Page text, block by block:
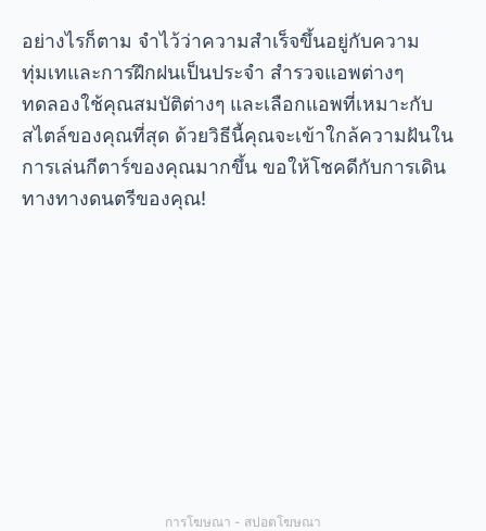
อย่างไรก็ตาม จำไว้ว่าความสำเร็จขึ้นอยู่กับความ
ทุ่มเทและการฝึกฝนเป็นประจำ สำรวจแอพต่างๆ
ทดลองใช้คุณสมบัติต่างๆ และเลือกแอพที่เหมาะกับ
สไตล์ของคุณที่สุด ด้วยวิธีนี้คุณจะเข้าใกล้ความฝันใน
การเล่นกีตาร์ของคุณมากขึ้น ขอให้โชคดีกับการเดิน
ทางทางดนตรีของคุณ!
การโฆษณา - สปอตโฆษณา